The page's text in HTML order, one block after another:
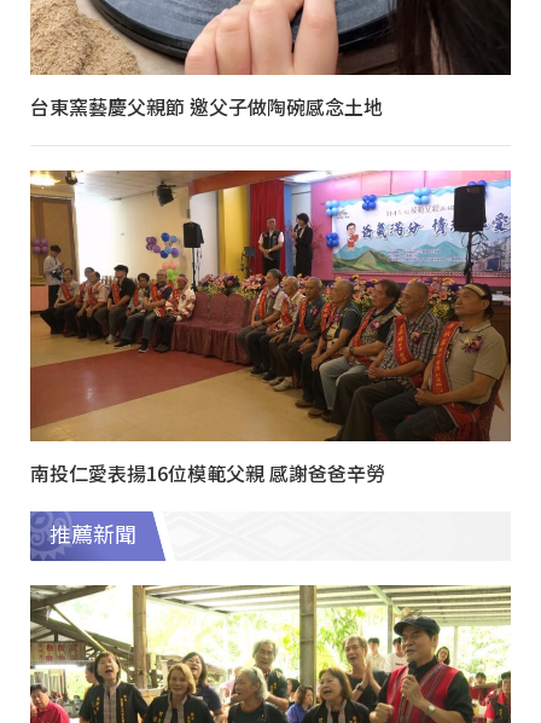
台東窯藝慶父親節 邀父子做陶碗感念土地
南投仁愛表揚16位模範父親 感謝爸爸辛勞
推薦新聞